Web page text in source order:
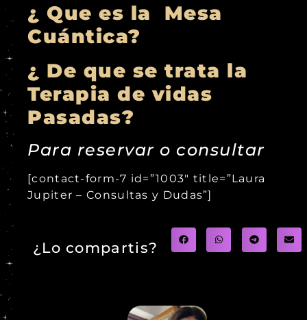
¿ Que es la Mesa
Cuántica?
¿ De que se trata la
Terapia de vidas
Pasadas?
Para reservar o consultar
[contact-form-7 id=”1003″ title=”Laura
Jupiter – Consultas y Dudas”]
¿Lo compartis?